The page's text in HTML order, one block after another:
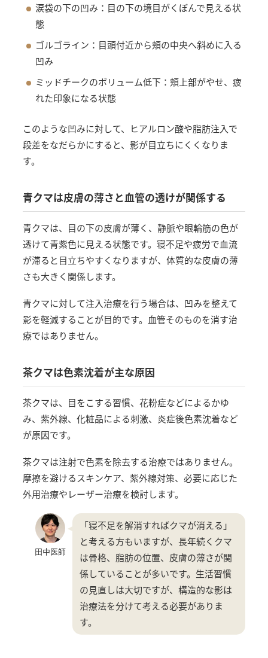
涙袋の下の凹み：目の下の境目がくぼんで見える状
態
ゴルゴライン：目頭付近から頬の中央へ斜めに入る
凹み
ミッドチークのボリューム低下：頬上部がやせ、疲
れた印象になる状態
このような凹みに対して、ヒアルロン酸や脂肪注入で
段差をなだらかにすると、影が目立ちにくくなりま
す。
青クマは皮膚の薄さと血管の透けが関係する
青クマは、目の下の皮膚が薄く、静脈や眼輪筋の色が
透けて青紫色に見える状態です。寝不足や疲労で血流
が滞ると目立ちやすくなりますが、体質的な皮膚の薄
さも大きく関係します。
青クマに対して注入治療を行う場合は、凹みを整えて
影を軽減することが目的です。血管そのものを消す治
療ではありません。
茶クマは色素沈着が主な原因
茶クマは、目をこする習慣、花粉症などによるかゆ
み、紫外線、化粧品による刺激、炎症後色素沈着など
が原因です。
茶クマは注射で色素を除去する治療ではありません。
摩擦を避けるスキンケア、紫外線対策、必要に応じた
外用治療やレーザー治療を検討します。
田中医師
「寝不足を解消すればクマが消える」
と考える方もいますが、長年続くクマ
は骨格、脂肪の位置、皮膚の薄さが関
係していることが多いです。生活習慣
の見直しは大切ですが、構造的な影は
治療法を分けて考える必要がありま
す。